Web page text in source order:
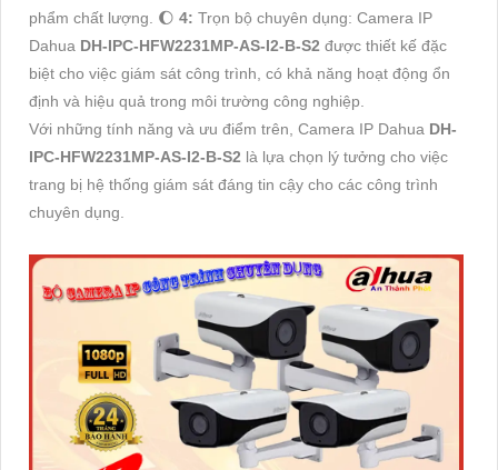
phẩm chất lượng. 🌔 4: Trọn bộ chuyên dụng: Camera IP
Dahua DH-IPC-HFW2231MP-AS-I2-B-S2 được thiết kế đặc
biệt cho việc giám sát công trình, có khả năng hoạt động ổn
định và hiệu quả trong môi trường công nghiệp.
Với những tính năng và ưu điểm trên, Camera IP Dahua DH-
IPC-HFW2231MP-AS-I2-B-S2 là lựa chọn lý tưởng cho việc
trang bị hệ thống giám sát đáng tin cậy cho các công trình
chuyên dụng.